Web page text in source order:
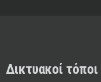
Δικτυακοί τόποι